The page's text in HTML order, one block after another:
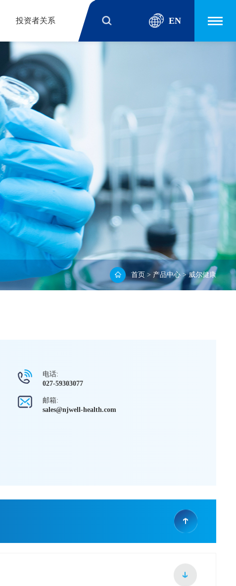
EN
投资者关系
首页 > 产品中心>威尔健康
电话:
027-59303077
邮箱:
sales@njwell-health.com